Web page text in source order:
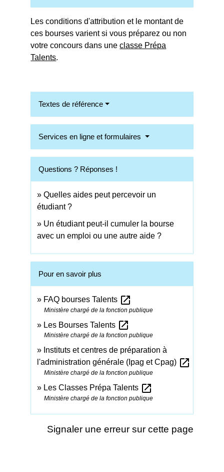
Les conditions d'attribution et le montant de
ces bourses varient si vous préparez ou non
votre concours dans uneclasse Prépa
Talents.
Textes de référence
Services en ligne et formulaires
Questions ? Réponses !
Quelles aides peut percevoir un
étudiant ?
Un étudiant peut-il cumuler la bourse
avec un emploi ou une autre aide ?
Pour en savoir plus
FAQ bourses Talents open_in_new
Ministère chargé de la fonction publique
Les Bourses Talents open_in_new
Ministère chargé de la fonction publique
Instituts et centres de préparation à
l'administration générale (Ipag et Cpag) open_in_new
Ministère chargé de la fonction publique
Les Classes Prépa Talents open_in_new
Ministère chargé de la fonction publique
Signaler une erreur sur cette page